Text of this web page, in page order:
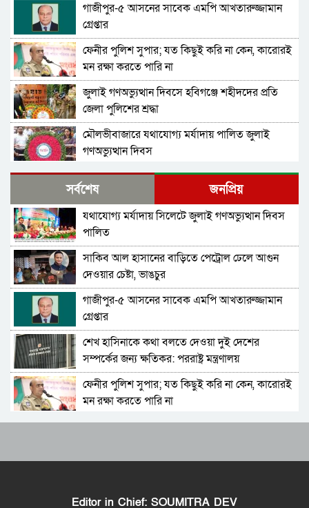
গাজীপুর-৫ আসনের সাবেক এমপি আখতারুজ্জামান
গ্রেপ্তার
ফেনীর পুলিশ সুপার; যত কিছুই করি না কেন, কারোরই
মন রক্ষা করতে পারি না
জুলাই গণঅভ্যুত্থান দিবসে হবিগঞ্জে শহীদদের প্রতি
জেলা পুলিশের শ্রদ্ধা
মৌলভীবাজারে যথাযোগ্য মর্যাদায় পালিত জুলাই
গণঅভ্যুত্থান দিবস
কুষ্টিয়ায় নানা আয়োজনে জুলাই গণঅভ্যুত্থান দিবস
পালিত
বহিরাগতদের নিয়ে র‍্যালি করার অভিযোগকে কেন্দ্র
করে বরিশাল বিশ্ববিদ্যালয়ে ছাত্রদল-শিবির সংঘর্ষ,
আহত ১০
বেগম রোকেয়া বিশ্ববিদ্যালয়ে ছাত্রদল-শিবির সংঘর্ষ,
আহত অন্তত ২০
মদপান করে দুই রুশ নাগরিকের মারামারিতে
একজনের মৃত্যু, আরেকজন আইসিইউতে
নাগরপুরে প্রায় ৪ কোটি টাকার সেতু নির্মাণ অ্যাপ্রোচ
সড়ক না থাকায় দুর্ভোগে ১৫ গ্রামের মানুষ
দুবাইয়ের কারাগার থেকে জামিনে মুক্তি পেয়েছেন
বেনজীর
অনুষ্ঠিত
সর্বশেষ জনপ্রিয়
যথাযোগ্য মর্যাদায় সিলেটে জুলাই গণঅভ্যুত্থান দিবস
পালিত
সাকিব আল হাসানের বাড়িতে পেট্রোল ঢেলে আগুন
দেওয়ার চেষ্টা, ভাঙচুর
গাজীপুর-৫ আসনের সাবেক এমপি আখতারুজ্জামান
গ্রেপ্তার
শেখ হাসিনাকে কথা বলতে দেওয়া দুই দেশের
সম্পর্কের জন্য ক্ষতিকর: পররাষ্ট্র মন্ত্রণালয়
ফেনীর পুলিশ সুপার; যত কিছুই করি না কেন, কারোরই
মন রক্ষা করতে পারি না
Moulvibazar Observes July Mass Uprising
Editor in Chief: SOUMITRA DEV